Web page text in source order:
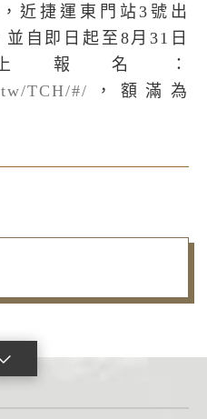
近捷運東門站3號出
自即日起至8月31日
報名：
TCH/#/ ，額滿為